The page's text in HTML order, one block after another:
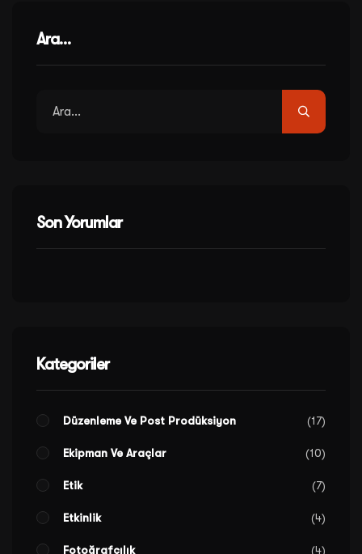
Ara…
Son Yorumlar
Kategoriler
Düzenleme Ve Post Prodüksiyon 17
Ekipman Ve Araçlar 10
Etik 7
Etkinlik 4
Fotoğrafçılık 4